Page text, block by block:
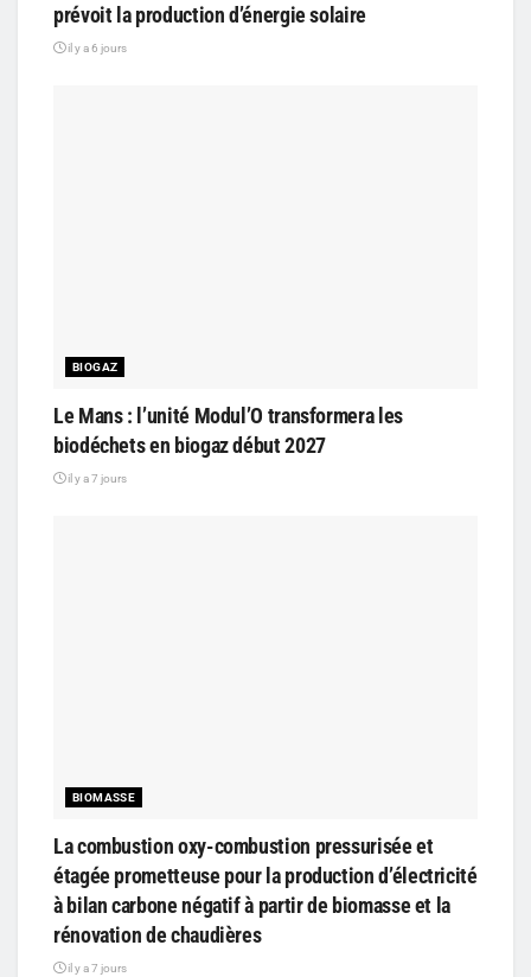
prévoit la production d’énergie solaire
il y a 6 jours
BIOGAZ
Le Mans : l’unité Modul’O transformera les
biodéchets en biogaz début 2027
il y a 7 jours
BIOMASSE
La combustion oxy-combustion pressurisée et
étagée prometteuse pour la production d’électricité
à bilan carbone négatif à partir de biomasse et la
rénovation de chaudières
il y a 7 jours